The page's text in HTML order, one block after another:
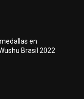
en
Brasil 2022